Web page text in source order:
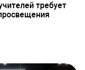
требует